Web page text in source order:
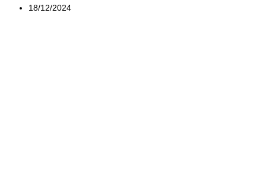
18/12/2024